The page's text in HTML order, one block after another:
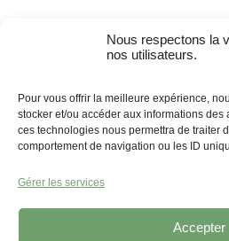
Nous respectons la
nos utilisateurs.
Pour vous offrir la meilleure expérience,
stocker et/ou accéder aux informations
ces technologies nous permettra de traiter
comportement de navigation ou les ID
Gérer les services
Accepter